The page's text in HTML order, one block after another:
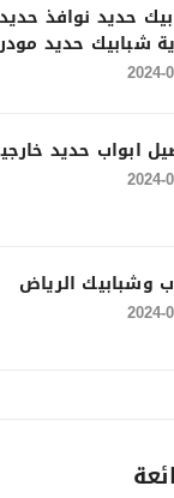
حديد نوافذ
شبابيك حديد
2024-
ابواب حديد
2024-
وشبابيك الرياض
2024-